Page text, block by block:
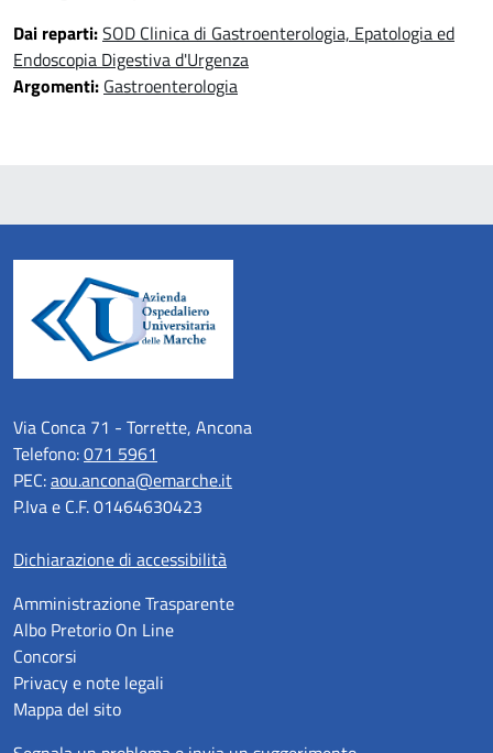
Dai reparti:SOD Clinica di Gastroenterologia, Epatologia ed
Endoscopia Digestiva d'Urgenza
Argomenti: Gastroenterologia
Via Conca 71 - Torrette, Ancona
Telefono:071 5961
PEC:aou.ancona@emarche.it
P.Iva e C.F. 01464630423
Dichiarazione di accessibilità
Amministrazione Trasparente
Albo Pretorio On Line
Concorsi
Privacy e note legali
Mappa del sito